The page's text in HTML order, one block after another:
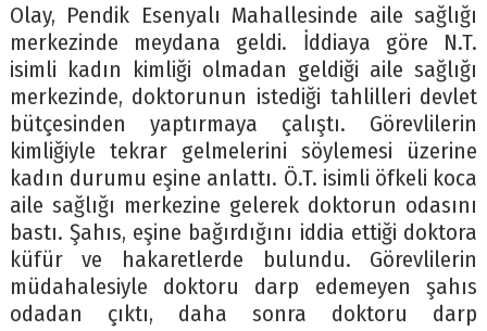
Olay, Pendik Esenyalı Mahallesinde aile sağlığı
merkezinde meydana geldi. İddiaya göre N.T.
isimli kadın kimliği olmadan geldiği aile sağlığı
merkezinde, doktorunun istediği tahlilleri devlet
bütçesinden yaptırmaya çalıştı. Görevlilerin
kimliğiyle tekrar gelmelerini söylemesi üzerine
kadın durumu eşine anlattı. Ö.T. isimli öfkeli koca
aile sağlığı merkezine gelerek doktorun odasını
bastı. Şahıs, eşine bağırdığını iddia ettiği doktora
küfür ve hakaretlerde bulundu. Görevlilerin
müdahalesiyle doktoru darp edemeyen şahıs
odadan çıktı, daha sonra doktoru darp